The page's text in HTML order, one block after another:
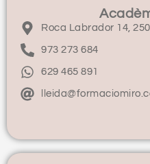
Roca Labrador 14,
973 273 684
629 465 891